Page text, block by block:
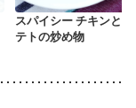
スパイシー チキンとポ
テトの炒め物